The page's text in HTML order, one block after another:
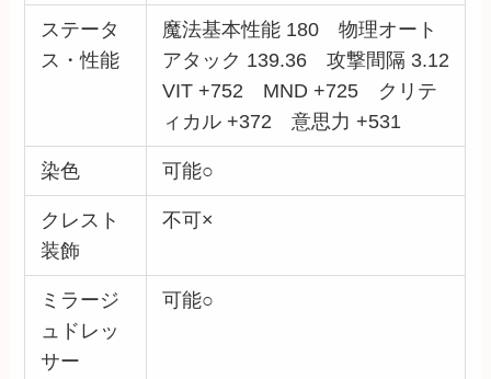
ステータ
ス・性能
魔法基本性能 180 物理オート
アタック 139.36 攻撃間隔 3.12
VIT +752 MND +725 クリテ
ィカル +372 意思力 +531
染色 可能○
クレスト
装飾
不可×
ミラージ
ュドレッ
サー
可能○